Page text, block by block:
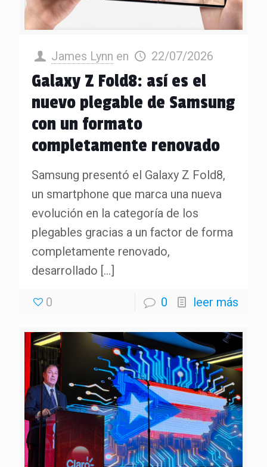
James Lynn en 22/07/2026
Galaxy Z Fold8: así es el
nuevo plegable de Samsung
con un formato
completamente renovado
Samsung presentó el Galaxy Z Fold8,
un smartphone que marca una nueva
evolución en la categoría de los
plegables gracias a un factor de forma
completamente renovado,
desarrollado […]
0 0 leer más